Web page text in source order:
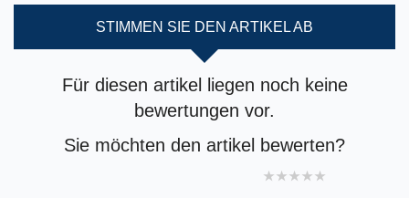
STIMMEN SIE DEN ARTIKEL AB
Für diesen artikel liegen noch keine
bewertungen vor.
Sie möchten den artikel bewerten?
4 stars
3 stars
2 stars
1 star